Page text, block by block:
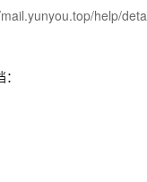
help/